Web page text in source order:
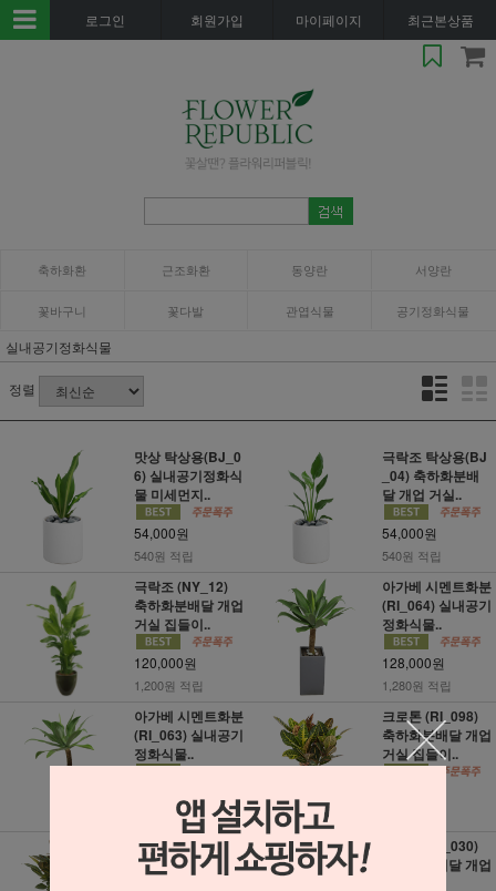
로그인 회원가입 마이페이지 최근본상품
축하화환 근조화환 동양란 서양란
꽃바구니 꽃다발 관엽식물 공기정화식물
실내공기정화식물
정렬
맛상 탁상용(BJ_0
6) 실내공기정화식
물 미세먼지..
54,000원
540원 적립
극락조 탁상용(BJ
_04) 축하화분배
달 개업 거실..
54,000원
540원 적립
극락조 (NY_12)
축하화분배달 개업
거실 집들이..
120,000원
1,200원 적립
아가베 시멘트화분
(RI_064) 실내공기
정화식물..
128,000원
1,280원 적립
아가베 시멘트화분
(RI_063) 실내공기
정화식물..
1,280원 적립
크로톤 (RI_098)
축하화분배달 개업
거실 집들이..
크로톤 (RI_099)
축하화분배달 개업
녹보수 (RI_030)
축하화분배달 개업